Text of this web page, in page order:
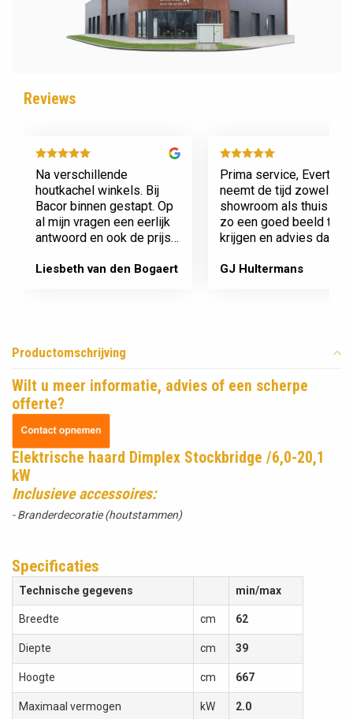
Reviews
Na verschillende
houtkachel winkels. Bij
Bacor binnen gestapt. Op
al mijn vragen een eerlijk
antwoord en ook de prijs
Afspraak is afspraak geen
Liesbeth van den Bogaert
Prima service, Evert
neemt de tijd zowel in
showroom als thuis om
zo een goed beeld te
krijgen en advies daarop
nieuwe kachel. Komt
GJ Hultermans
Productomschrijving
Wilt u meer informatie, advies of een scherpe
offerte?
Elektrische haard Dimplex Stockbridge /6,0-20,1
kW
Inclusieve accessoires:
- Branderdecoratie (houtstammen)
Specificaties
Technische gegevens min/max
Breedte cm 62
Diepte cm 39
Hoogte cm 667
Maximaal vermogen kW 2.0